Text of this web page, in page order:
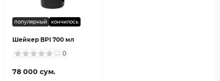
популярный кончилось
Шейкер BPI 700 мл
0
78 000 сум.